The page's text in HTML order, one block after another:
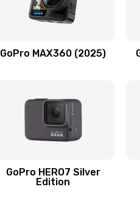
GoPro MAX360 (2025)
GoPro HERO7 Silver
Edition